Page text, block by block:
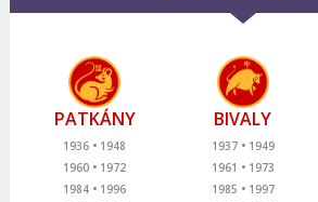
PATKÁNY
1936
1948
1960
1972
1984
1996
BIVALY
1937
1949
1961
1973
1985
1997